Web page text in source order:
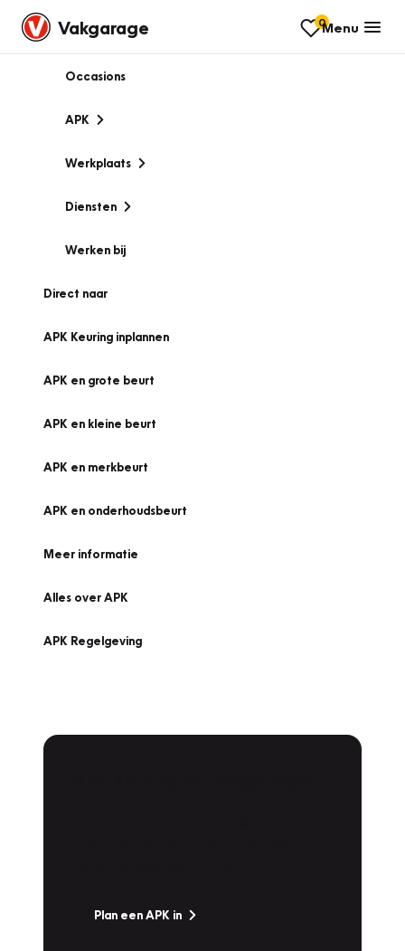
Vakgarage 0Menu
Occasions
APK
Werkplaats
Diensten
Werken bij
Direct naar
APK Keuring inplannen
APK en grote beurt
APK en kleine beurt
APK en merkbeurt
APK en onderhoudsbeurt
Meer informatie
Alles over APK
APK Regelgeving
Plan een APK in